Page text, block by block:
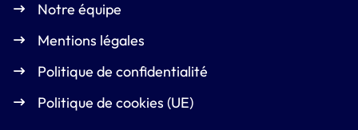
Notre équipe
Mentions légales
Politique de confidentialité
Politique de cookies (UE)